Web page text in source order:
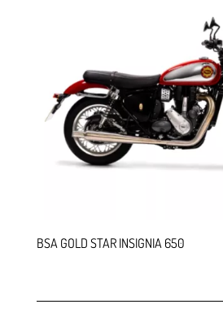
BSA GOLD STAR INSIGNIA 650